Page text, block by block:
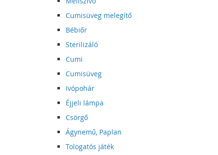
Cumisüveg melegítő
Bébiőr
Sterilizáló
Cumi
Cumisüveg
Ivópohár
Éjjeli lámpa
Csörgő
Ágynemű, Paplan
Tologatós játék